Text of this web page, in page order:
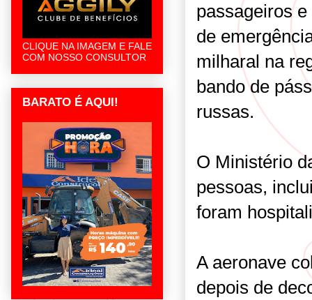
passageiros
de
milharal na
bando de
russas.
O Ministério
pessoas,
foram
A aeronave
depois de
CLIQUE NA IMAGEM E FALE
COM NOSSO CONSULTOR
BARATO É AQUI!